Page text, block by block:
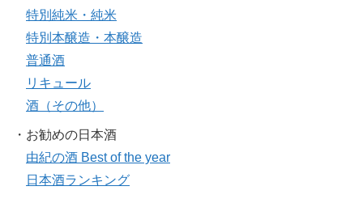
特別純米・純米
特別本醸造・本醸造
普通酒
リキュール
酒（その他）
・お勧めの日本酒
由紀の酒 Best of the year
日本酒ランキング